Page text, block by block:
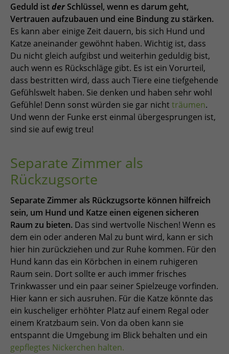
Geduld istder Schlüssel, wenn es darum geht,
Vertrauen aufzubauen und eine Bindung zu stärken.
Es kann aber einige Zeit dauern, bis sich Hund und
Katze aneinander gewöhnt haben. Wichtig ist, dass
Du nicht gleich aufgibst und weiterhin geduldig bist,
auch wenn es Rückschläge gibt. Es ist ein Vorurteil,
dass bestritten wird, dass auch Tiere eine tiefgehende
Gefühlswelt haben. Sie denken und haben sehr wohl
Gefühle! Denn sonst würden sie gar nichtträumen.
Und wenn der Funke erst einmal übergesprungen ist,
sind sie auf ewig treu!
Separate Zimmer als
Rückzugsorte
Separate Zimmer als Rückzugsorte können hilfreich
sein, um Hund und Katze einen eigenen sicheren
Raum zu bieten. Das sind wertvolle Nischen! Wenn es
dem ein oder anderen Mal zu bunt wird, kann er sich
hier hin zurückziehen und zur Ruhe kommen. Für den
Hund kann das ein Körbchen in einem ruhigeren
Raum sein. Dort sollte er auch immer frisches
Trinkwasser und ein paar seiner Spielzeuge vorfinden.
Hier kann er sich ausruhen. Für die Katze könnte das
ein kuscheliger erhöhter Platz auf einem Regal oder
einem Kratzbaum sein. Von da oben kann sie
entspannt die Umgebung im Blick behalten und ein
gepflegtes Nickerchen halten.